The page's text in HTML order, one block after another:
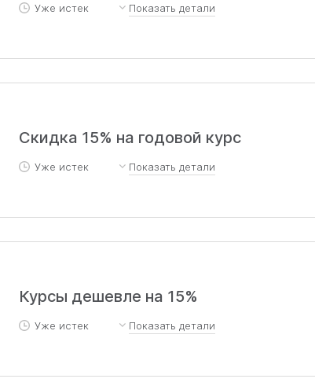
Уже истек Показать детали
Скидка 15% на все возможные Годовые
Скидка 15% на годовой курс
Уже истек Показать детали
скидка на курс Октября ЕГЭ и ОГЭ
Курсы дешевле на 15%
Уже истек Показать детали
Предоставляется скидка 15% на все годовые